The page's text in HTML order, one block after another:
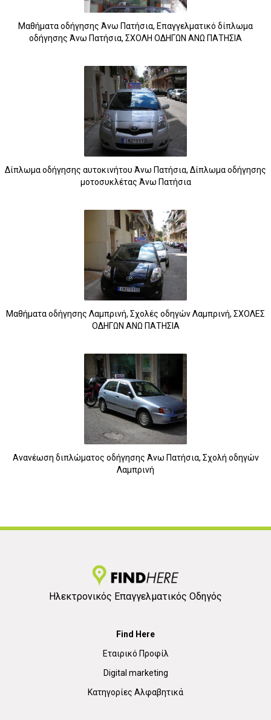
Μαθήματα οδήγησης Άνω Πατήσια, Επαγγελματικό δίπλωμα
οδήγησης Άνω Πατήσια, ΣΧΟΛΗ ΟΔΗΓΩΝ ΑΝΩ ΠΑΤΗΣΙΑ
Δίπλωμα οδήγησης αυτοκινήτου Άνω Πατήσια, Δίπλωμα οδήγησης
μοτοσυκλέτας Άνω Πατήσια
Μαθήματα οδήγησης Λαμπρινή, Σχολές οδηγών Λαμπρινή, ΣΧΟΛΕΣ
ΟΔΗΓΩΝ ΑΝΩ ΠΑΤΗΣΙΑ
Ανανέωση διπλώματος οδήγησης Άνω Πατήσια, Σχολή οδηγών
Λαμπρινή
5
Ηλεκτρονικός Επαγγελματικός Οδηγός
Find Here
Εταιρικό Προφίλ
Digital marketing
Κατηγορίες Αλφαβητικά